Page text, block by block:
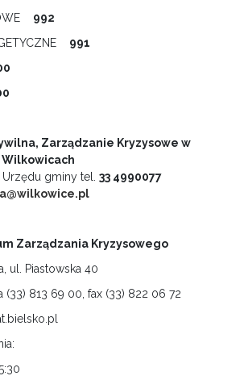
992
991
Zarządzanie Kryzysowe w
Wilkowicach
gminy tel. 33 4990077
Zarządzania Kryzysowego
ul. Piastowska 40
(33) 813 69 00, fax (33) 822 06 72